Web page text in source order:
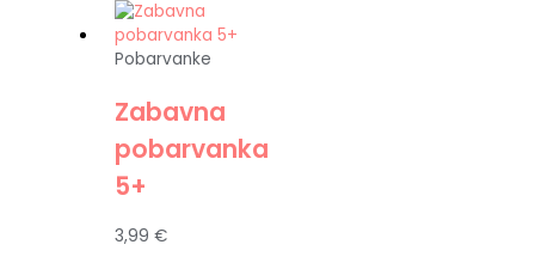
Pobarvanke
Zabavna
pobarvanka
5+
3,99€